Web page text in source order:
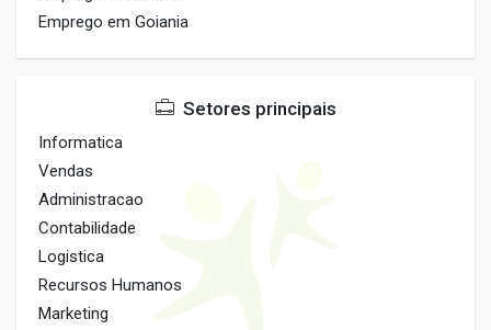
Emprego em Goiania
Setores principais
Informatica
Vendas
Administracao
Contabilidade
Logistica
Recursos Humanos
Marketing